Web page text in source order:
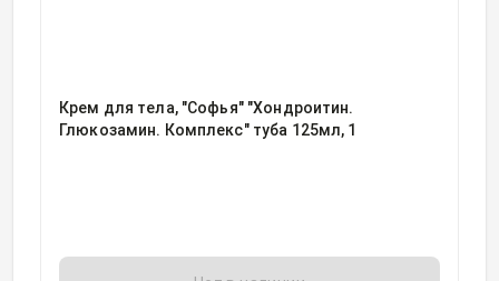
Крем для тела, "Софья" "Хондроитин.
Глюкозамин. Комплекс" туба 125мл, 1